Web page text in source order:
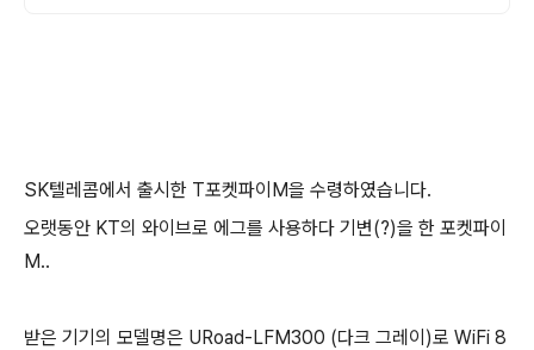
SK텔레콤에서 출시한 T포켓파이M을 수령하였습니다.
오랫동안 KT의 와이브로 에그를 사용하다 기변(?)을 한 포켓파이
M..
받은 기기의 모델명은 URoad-LFM300 (다크 그레이)로 WiFi 8